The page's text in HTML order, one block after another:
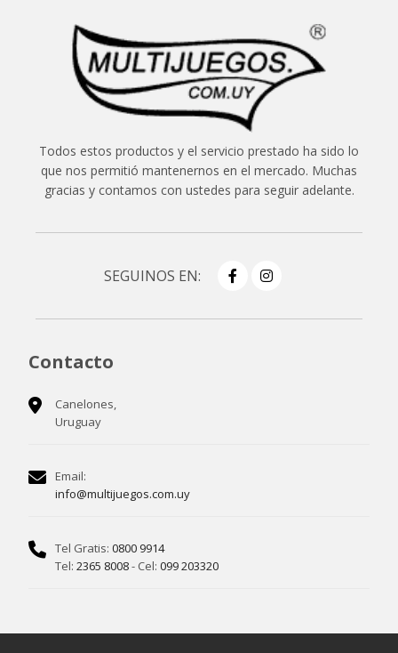
Todos estos productos y el servicio prestado ha sido lo
que nos permitió mantenernos en el mercado. Muchas
gracias y contamos con ustedes para seguir adelante.
SEGUINOS EN:
Contacto
Canelones,
Uruguay
Email:
info@multijuegos.com.uy
Tel Gratis: 0800 9914
Tel: 2365 8008- Cel: 099 203320